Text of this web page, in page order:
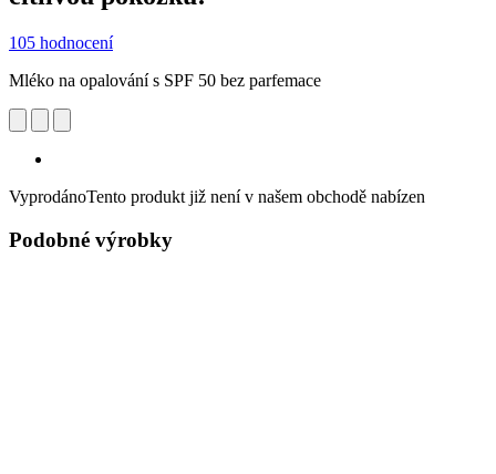
105 hodnocení
Mléko na opalování s SPF 50 bez parfemace
VyprodánoTento produkt již není v našem obchodě nabízen
Podobné výrobky